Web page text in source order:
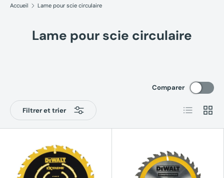
Accueil Lame pour scie circulaire
Lame pour scie circulaire
Filtrer et trier
Comparer
Liste Grille